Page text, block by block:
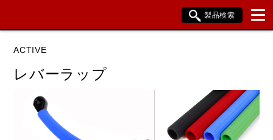
製品検索
データを準備しています。
ACTIVE
レバーラップ